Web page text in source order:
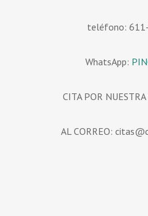
teléfono:
WhatsApp:
CITA POR NUESTRA
AL CORREO: